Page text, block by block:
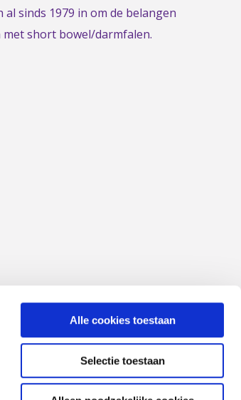
Alle cookies toestaan
Selectie toestaan
sinds 1979 in om de belangen
met short bowel/darmfalen.